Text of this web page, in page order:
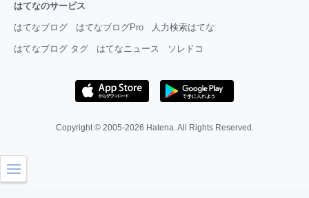
はてなのサービス
はてなブログ はてなブログPro 人力検索はてな
はてなブログ タグ はてなニュース ソレドコ
Copyright © 2005-2026 Hatena. All Rights Reserved.